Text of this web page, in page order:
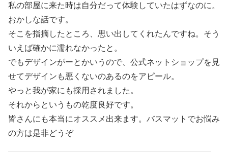
私の部屋に来た時は自分だって体験していたはずなのに。
おかしな話です。
そこを指摘したところ、思い出してくれたんですね。そう
いえば確かに濡れなかったと。
でもデザインがーとかいうので、公式ネットショップを見
せてデザインも悪くないのあるのをアピール。
やっと我が家にも採用されました。
それからというもの乾度良好です。
皆さんにも本当にオススメ出来ます。バスマットでお悩み
の方は是非どうぞ